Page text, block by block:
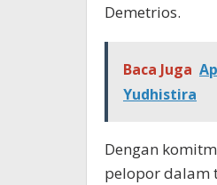
Demetrios.
Baca Juga
Yudhistira
Dengan
pelopor dalam